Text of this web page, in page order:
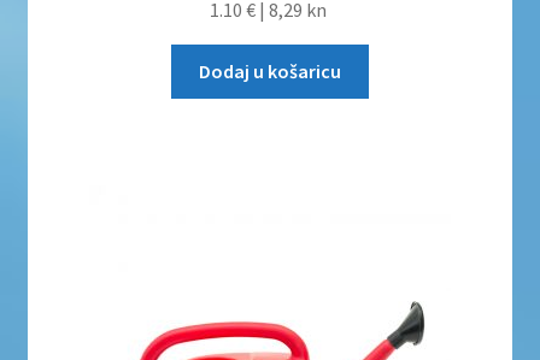
1.10 € | 8,29 kn
Dodaj u košaricu